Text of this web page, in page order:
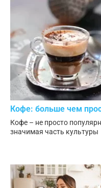
Кофе: больше чем
Кофе – не просто
значимая часть культуры